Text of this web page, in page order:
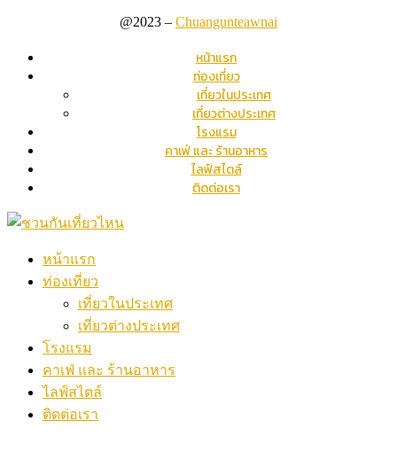
@2023 – Chuangunteawnai
หน้าแรก
ท่องเที่ยว
เที่ยวในประเทศ
เที่ยวต่างประเทศ
โรงแรม
คาเฟ่ และ ร้านอาหาร
ไลฟ์สไตล์
ติดต่อเรา
หน้าแรก
ท่องเที่ยว
เที่ยวในประเทศ
เที่ยวต่างประเทศ
โรงแรม
คาเฟ่ และ ร้านอาหาร
ไลฟ์สไตล์
ติดต่อเรา